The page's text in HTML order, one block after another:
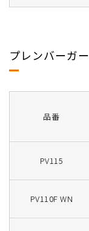
プレンバーガー
品番
PV115
PV110F WN